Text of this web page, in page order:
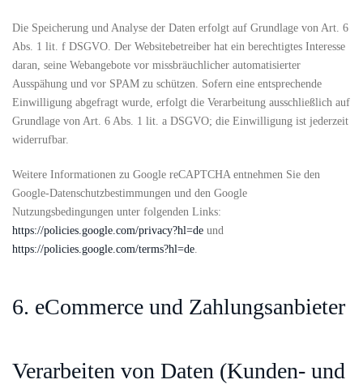
Die Speicherung und Analyse der Daten erfolgt auf Grundlage von Art. 6
Abs. 1 lit. f DSGVO. Der Websitebetreiber hat ein berechtigtes Interesse
daran, seine Webangebote vor missbräuchlicher automatisierter
Ausspähung und vor SPAM zu schützen. Sofern eine entsprechende
Einwilligung abgefragt wurde, erfolgt die Verarbeitung ausschließlich auf
Grundlage von Art. 6 Abs. 1 lit. a DSGVO; die Einwilligung ist jederzeit
widerrufbar.
Weitere Informationen zu Google reCAPTCHA entnehmen Sie den
Google-Datenschutzbestimmungen und den Google
Nutzungsbedingungen unter folgenden Links:
https://policies.google.com/privacy?hl=de und
https://policies.google.com/terms?hl=de
6. eCommerce und Zahlungsanbieter
Verarbeiten von Daten (Kunden- und